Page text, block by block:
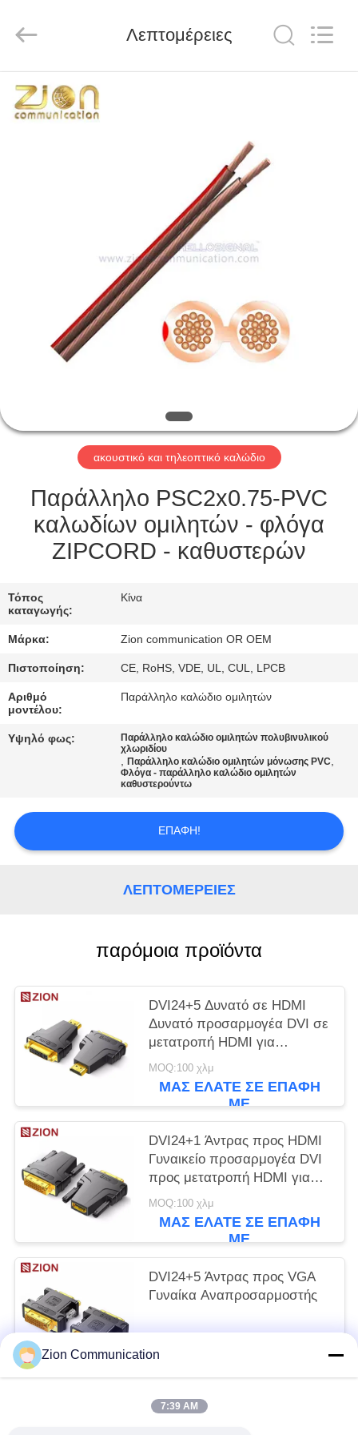
ΣΠΊΤΙ
ΕΡΓΟΣΤΑΣΊΩΝ
ΠΟΙΟΤΙΚΌΣ
ΈΛΕΓΧΟΣ
ΜΑΣ
ΕΛΆΤΕ
ΕΠΑΦΉ
ΑΠΌΣΠΑΣΜΑ
SITEMAP
POLICY
LTD.
Λεπτομέρειες
ακουστικό και τηλεοπτικό καλώδιο
Παράλληλο PSC2x0.75-PVC
καλωδίων ομιλητών - φλόγα
ZIPCORD - καθυστερών
Τόπος
καταγωγής:
Κίνα
Μάρκα: Zion communication OR OEM
Πιστοποίηση: CE, RoHS, VDE, UL, CUL, LPCB
Αριθμό
μοντέλου:
Παράλληλο καλώδιο ομιλητών
Υψηλό φως:
Παράλληλο καλώδιο ομιλητών πολυβινυλικού
χλωριδίου
,Παράλληλο καλώδιο ομιλητών μόνωσης PVC,
Φλόγα - παράλληλο καλώδιο ομιλητών
καθυστερούντω
ΕΠΑΦΉ!
ΛΕΠΤΟΜΈΡΕΙΕΣ
παρόμοια προϊόντα
DVI24+5 Δυνατό σε HDMI
Δυνατό προσαρμογέα DVI σε
μετατροπή HDMI για
απρόσκοπτη σύνδεση
MOQ:100 χλμ
ΜΑΣ ΕΛΆΤΕ ΣΕ ΕΠΑΦΉ
ΜΕ
DVI24+1 Άντρας προς HDMI
Γυναικείο προσαρμογέα DVI
προς μετατροπή HDMI για
απρόσκοπτη σύνδεση οθόνης
MOQ:100 χλμ
ΜΑΣ ΕΛΆΤΕ ΣΕ ΕΠΑΦΉ
ΜΕ
DVI24+5 Άντρας προς VGA
Γυναίκα Αναπροσαρμοστής
ΜΑΣ ΕΛΆΤΕ ΣΕ ΕΠΑΦΉ
ΜΕ
Zion Communication
7:39 AM